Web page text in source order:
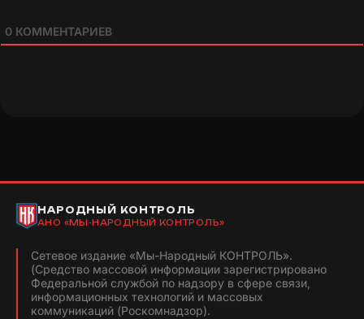
0 КОММЕНТАРИЕВ
НАРОДНЫЙ КОНТРОЛЬ
АНО «МЫ-НАРОДНЫЙ КОНТРОЛЬ»
Сетевое издание «Мы-Народный КОНТРОЛЬ».
(Средство массовой информации зарегистрировано
Федеральной службой по надзору в сфере связи,
информационных технологий и массовых
коммуникаций (Роскомнадзор).